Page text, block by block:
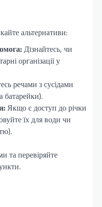
альтернативи:
Дізнайтесь, чи
організації у
речами з сусідами
батарейки).
Якщо є доступ до річки
їх для води чи
та перевіряйте